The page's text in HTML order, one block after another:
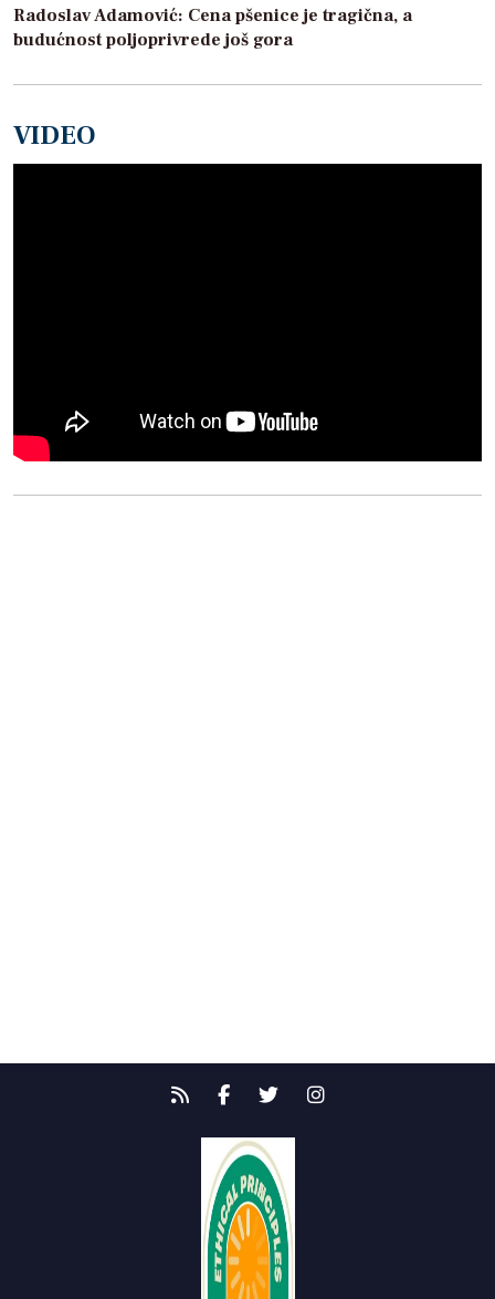
Radoslav Adamović: Cena pšenice je tragična, a
budućnost poljoprivrede još gora
VIDEO